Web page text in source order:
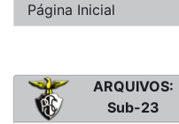
Página Inicial
ARQUIVOS:
Sub-23